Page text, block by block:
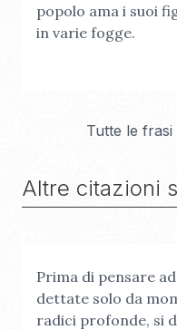
popolo ama i suoi
in varie fogge.
Tutte le frasi
Altre citazioni
Prima di pensare
dettate solo da
radici profonde, si